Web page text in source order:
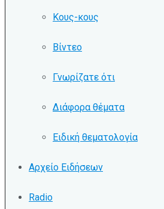
Κους-κους
Βίντεο
Γνωρίζατε ότι
Διάφορα θέματα
Ειδική θεματολογία
Αρχείο Ειδήσεων
Radio